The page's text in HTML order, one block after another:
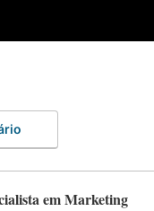
em Marketing